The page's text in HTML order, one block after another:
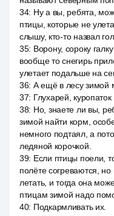
34: Ну а вы, ребята,
птицы, которые не
слышу, кто-то назвал
35: Ворону, сороку
вообще то снегирь
улетает подальше на
36: А ещё в лесу зимой
37: Глухарей, куропаток
38: Но, знаете ли вы,
зимой найти корм,
немного подтаял, а
ледяной корочкой.
39: Если птицы поели,
полёте согреваются, но
летать, и тогда она
птицам зимой надо
40: Подкармливать их.